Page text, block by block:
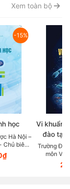
Xem toàn bộ
-15%
học
Hà Nội –
Chủ biên:
Ngọc
Vi khuẩn
đào tạo
viên
Trường Đại
môn Vi